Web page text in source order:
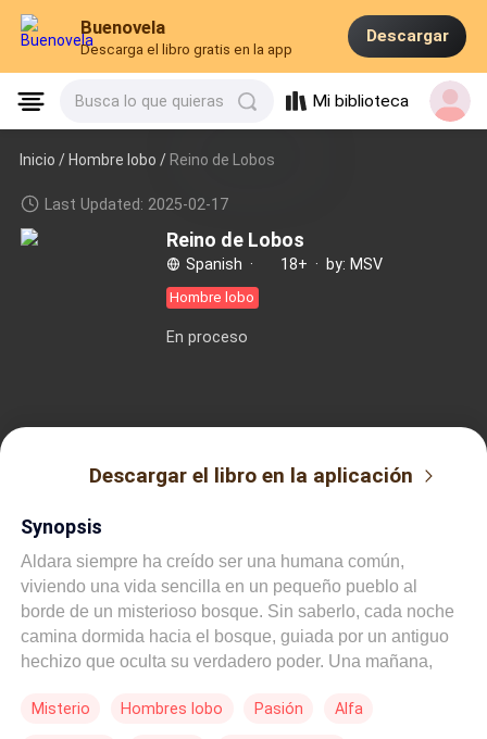
Buenovela
Descarga el libro gratis en la app
Descargar
Busca lo que quieras Mi biblioteca
Inicio /Hombre lobo / Reino de Lobos
Last Updated: 2025-02-17
Reino de Lobos
Spanish · 18+ · by: MSV
Hombre lobo
En proceso
Descargar el libro en la aplicación
Synopsis
Aldara siempre ha creído ser una humana común,
viviendo una vida sencilla en un pequeño pueblo al
borde de un misterioso bosque. Sin saberlo, cada noche
camina dormida hacia el bosque, guiada por un antiguo
hechizo que oculta su verdadero poder. Una mañana,
Ragnar, el alfa de una temida manada de lobos. En un
Misterio Hombres lobo Pasión Alfa